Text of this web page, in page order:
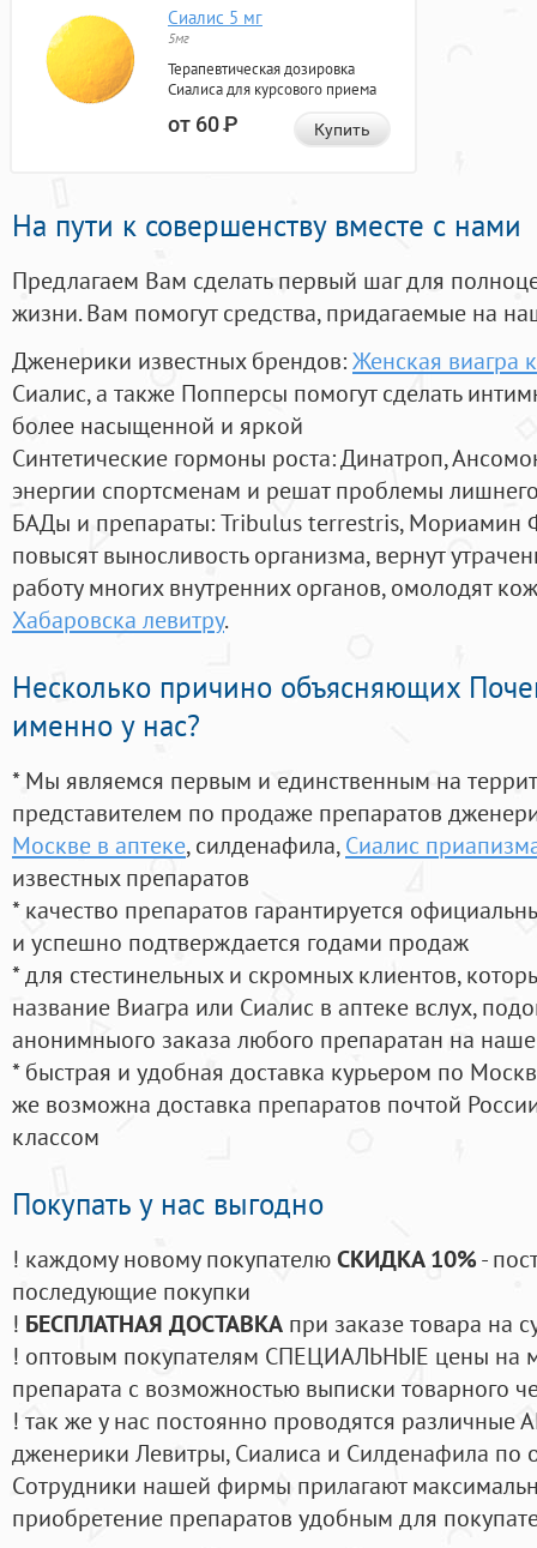
Сиалис 5 мг
5мг
Терапевтическая дозировка
Сиалиса для курсового приема
от 60Р Купить
На пути к совершенству вместе с нами
Предлагаем Вам сделать первый шаг для
жизни. Вам помогут средства, придагаемые на
Дженерики известных брендов:Женская виагра
Сиалис, а также Попперсы помогут сделать
более насыщенной и яркой
Синтетические гормоны роста: Динатроп,
энергии спортсменам и решат проблемы
БАДы и препараты:Tribulus terrestris, Мориамин
повысят выносливость организма, вернут
работу многих внутренних органов, омолодят
Хабаровска левитру.
Несколько причино объясняющих
именно у нас?
* Мы являемся первым и единственным на
представителем по продаже препаратов
Москве в аптеке, силденафила, Сиалис
известных препаратов
* качество препаратов гарантируется
и успешно подтверждается годами продаж
* для стестинельных и скромных клиентов,
название Виагра или Сиалис в аптеке вслух,
анонимныого заказа любого препаратан на
* быстрая и удобная доставка курьером по
же возможна доставка препаратов почтой
классом
Покупать у нас выгодно
! каждому новому покупателюСКИДКА 10%-
последующие покупки
! БЕСПЛАТНАЯ ДОСТАВКА при заказе товара на
! оптовым покупателям СПЕЦИАЛЬНЫЕ цены на
препарата с возможностью выписки товарного
! так же у нас постоянно проводятся
дженерики Левитры, Сиалиса и Силденафила по
Cотрудники нашей фирмы прилагают
приобретение препаратов удобным для